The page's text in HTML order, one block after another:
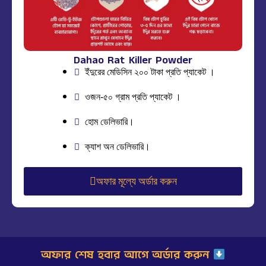
Dahao Rat Killer Powder
ইঁদুরের মেডিসিন ২০০ টাকা প্রতি প্যাকেট ।
ওজন-৫০ গ্রাম প্রতি প্যাকেট ।
হোম ডেলিভারি।
ক্যাশ অন ডেলিভারি।
অফার মূল্যে অর্ডার করুন
অফার শেষ হবার আগে অর্ডার করুন